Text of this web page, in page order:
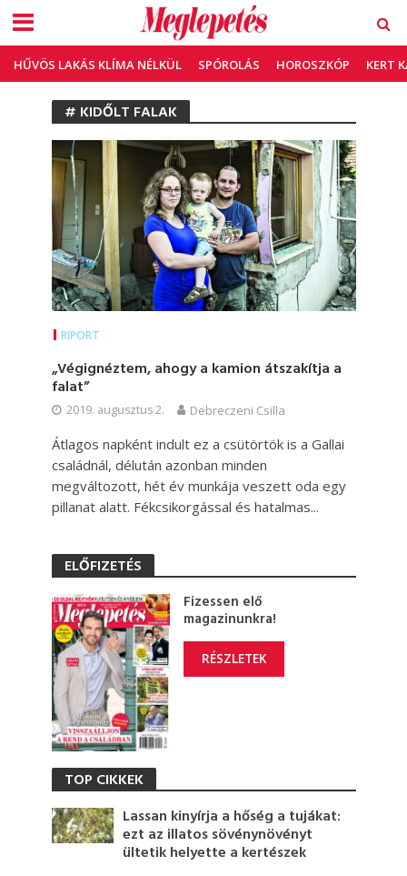
HŰVÖS LAKÁS KLÍMA NÉLKÜL SPÓROLÁS HOROSZKÓP KERT
# KIDŐLT FALAK
RIPORT
„Végignéztem, ahogy a kamion átszakítja a
falat”
2019. augusztus 2. Debreczeni Csilla
Átlagos napként indult ez a csütörtök is a Gallai
családnál, délután azonban minden
megváltozott, hét év munkája veszett oda egy
pillanat alatt. Fékcsikorgással és hatalmas...
ELŐFIZETÉS
Fizessen elő
magazinunkra!
RÉSZLETEK
TOP CIKKEK
Lassan kinyírja a hőség a tujákat:
ezt az illatos sövénynövényt
ültetik helyette a kertészek